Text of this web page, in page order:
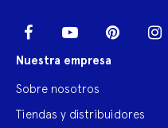
Facebook YouTube Pinterest
Nuestra empresa
Sobre nosotros
Tiendas y distribuidores